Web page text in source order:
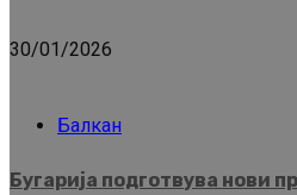
30/01/2026
Балкан
Бугарија подготвува нови